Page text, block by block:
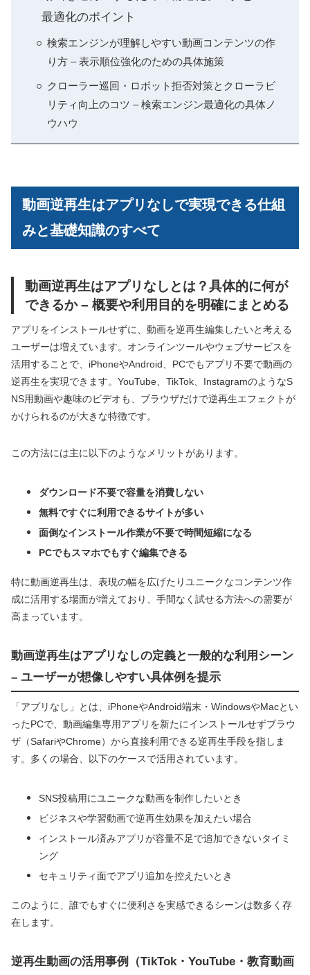
最適化のポイント
検索エンジンが理解しやすい動画コンテンツの作
り方 – 表示順位強化のための具体施策
クローラー巡回・ロボット拒否対策とクローラビ
リティ向上のコツ – 検索エンジン最適化の具体ノ
ウハウ
動画逆再生はアプリなしで実現できる仕組
みと基礎知識のすべて
動画逆再生はアプリなしとは？具体的に何が
できるか – 概要や利用目的を明確にまとめる
アプリをインストールせずに、動画を逆再生編集したいと考える
ユーザーは増えています。オンラインツールやウェブサービスを
活用することで、iPhoneやAndroid、PCでもアプリ不要で動画の
逆再生を実現できます。YouTube、TikTok、InstagramのようなS
NS用動画や趣味のビデオも、ブラウザだけで逆再生エフェクトが
かけられるのが大きな特徴です。
この方法には主に以下のようなメリットがあります。
ダウンロード不要で容量を消費しない
無料ですぐに利用できるサイトが多い
面倒なインストール作業が不要で時間短縮になる
PCでもスマホでもすぐ編集できる
特に動画逆再生は、表現の幅を広げたりユニークなコンテンツ作
成に活用する場面が増えており、手間なく試せる方法への需要が
高まっています。
動画逆再生はアプリなしの定義と一般的な利用シーン
– ユーザーが想像しやすい具体例を提示
「アプリなし」とは、iPhoneやAndroid端末・WindowsやMacとい
ったPCで、動画編集専用アプリを新たにインストールせずブラウ
ザ（SafariやChrome）から直接利用できる逆再生手段を指しま
す。多くの場合、以下のケースで活用されています。
SNS投稿用にユニークな動画を制作したいとき
ビジネスや学習動画で逆再生効果を加えたい場合
インストール済みアプリが容量不足で追加できないタイミ
ング
セキュリティ面でアプリ追加を控えたいとき
このように、誰でもすぐに便利さを実感できるシーンは数多く存
在します。
逆再生動画の活用事例（TikTok・YouTube・教育動画